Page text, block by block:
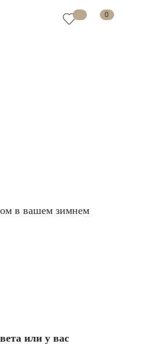
0
в вашем зимнем
или у вас